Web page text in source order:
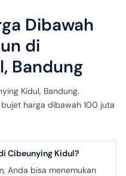
Dibawah
di
Bandung
Kidul, Bandung.
harga dibawah 100 juta
Cibeunying Kidul?
Anda bisa menemukan